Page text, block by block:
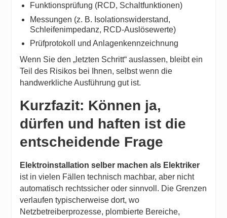
Funktionsprüfung (RCD, Schaltfunktionen)
Messungen (z. B. Isolationswiderstand,
Schleifenimpedanz, RCD-Auslösewerte)
Prüfprotokoll und Anlagenkennzeichnung
Wenn Sie den „letzten Schritt“ auslassen, bleibt ein
Teil des Risikos bei Ihnen, selbst wenn die
handwerkliche Ausführung gut ist.
Kurzfazit: Können ja,
dürfen und haften ist die
entscheidende Frage
Elektroinstallation selber machen als Elektriker
ist in vielen Fällen technisch machbar, aber nicht
automatisch rechtssicher oder sinnvoll. Die Grenzen
verlaufen typischerweise dort, wo
Netzbetreiberprozesse, plombierte Bereiche,